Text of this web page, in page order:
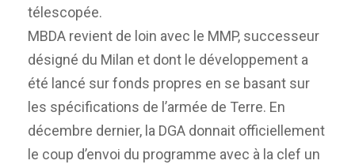
télescopée.
MBDA revient de loin avec le MMP, successeur
désigné du Milan et dont le développement a
été lancé sur fonds propres en se basant sur
les spécifications de l’armée de Terre. En
décembre dernier, la DGA donnait officiellement
le coup d’envoi du programme avec à la clef un